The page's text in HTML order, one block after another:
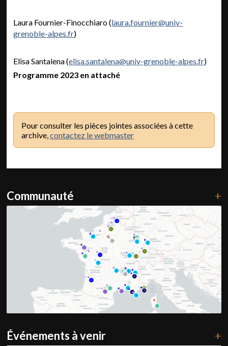
Laura Fournier-Finocchiaro (laura.fournier@univ-
grenoble-alpes.fr)
Elisa Santalena (elisa.santalena@univ-grenoble-alpes.fr)
Programme 2023 en attaché
Pour consulter les pièces jointes associées à cette
archive,contactez le webmaster
Communauté +
Événements à venir +